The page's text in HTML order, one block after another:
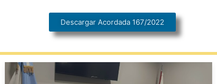
Descargar Acordada 167/2022